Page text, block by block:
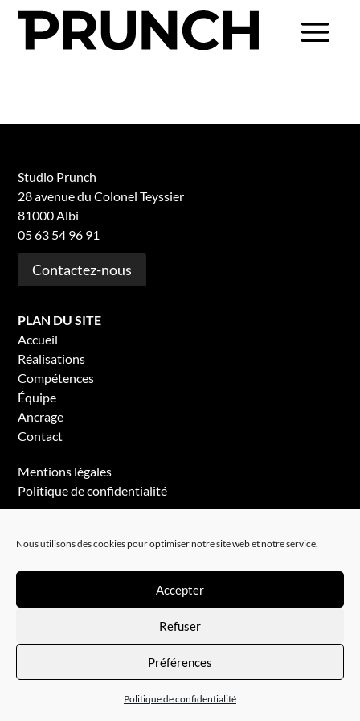
Nous utilisons des cookies pour optimiser notre site web et notre service.
Accepter
Refuser
Préférences
Politique de confidentialité
Studio Prunch
28 avenue du Colonel Teyssier
81000 Albi
05 63 54 96 91
Contactez-nous
PLAN DU SITE
Accueil
Réalisations
Compétences
Équipe
Ancrage
Contact
Mentions légales
Politique de confidentialité
© Studio Prunch